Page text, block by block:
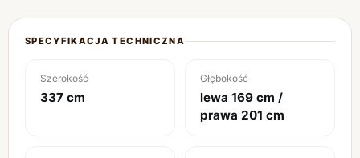
SPECYFIKACJA TECHNICZNA
Szerokość
337 cm
Głębokość
lewa 169 cm /
prawa 201 cm